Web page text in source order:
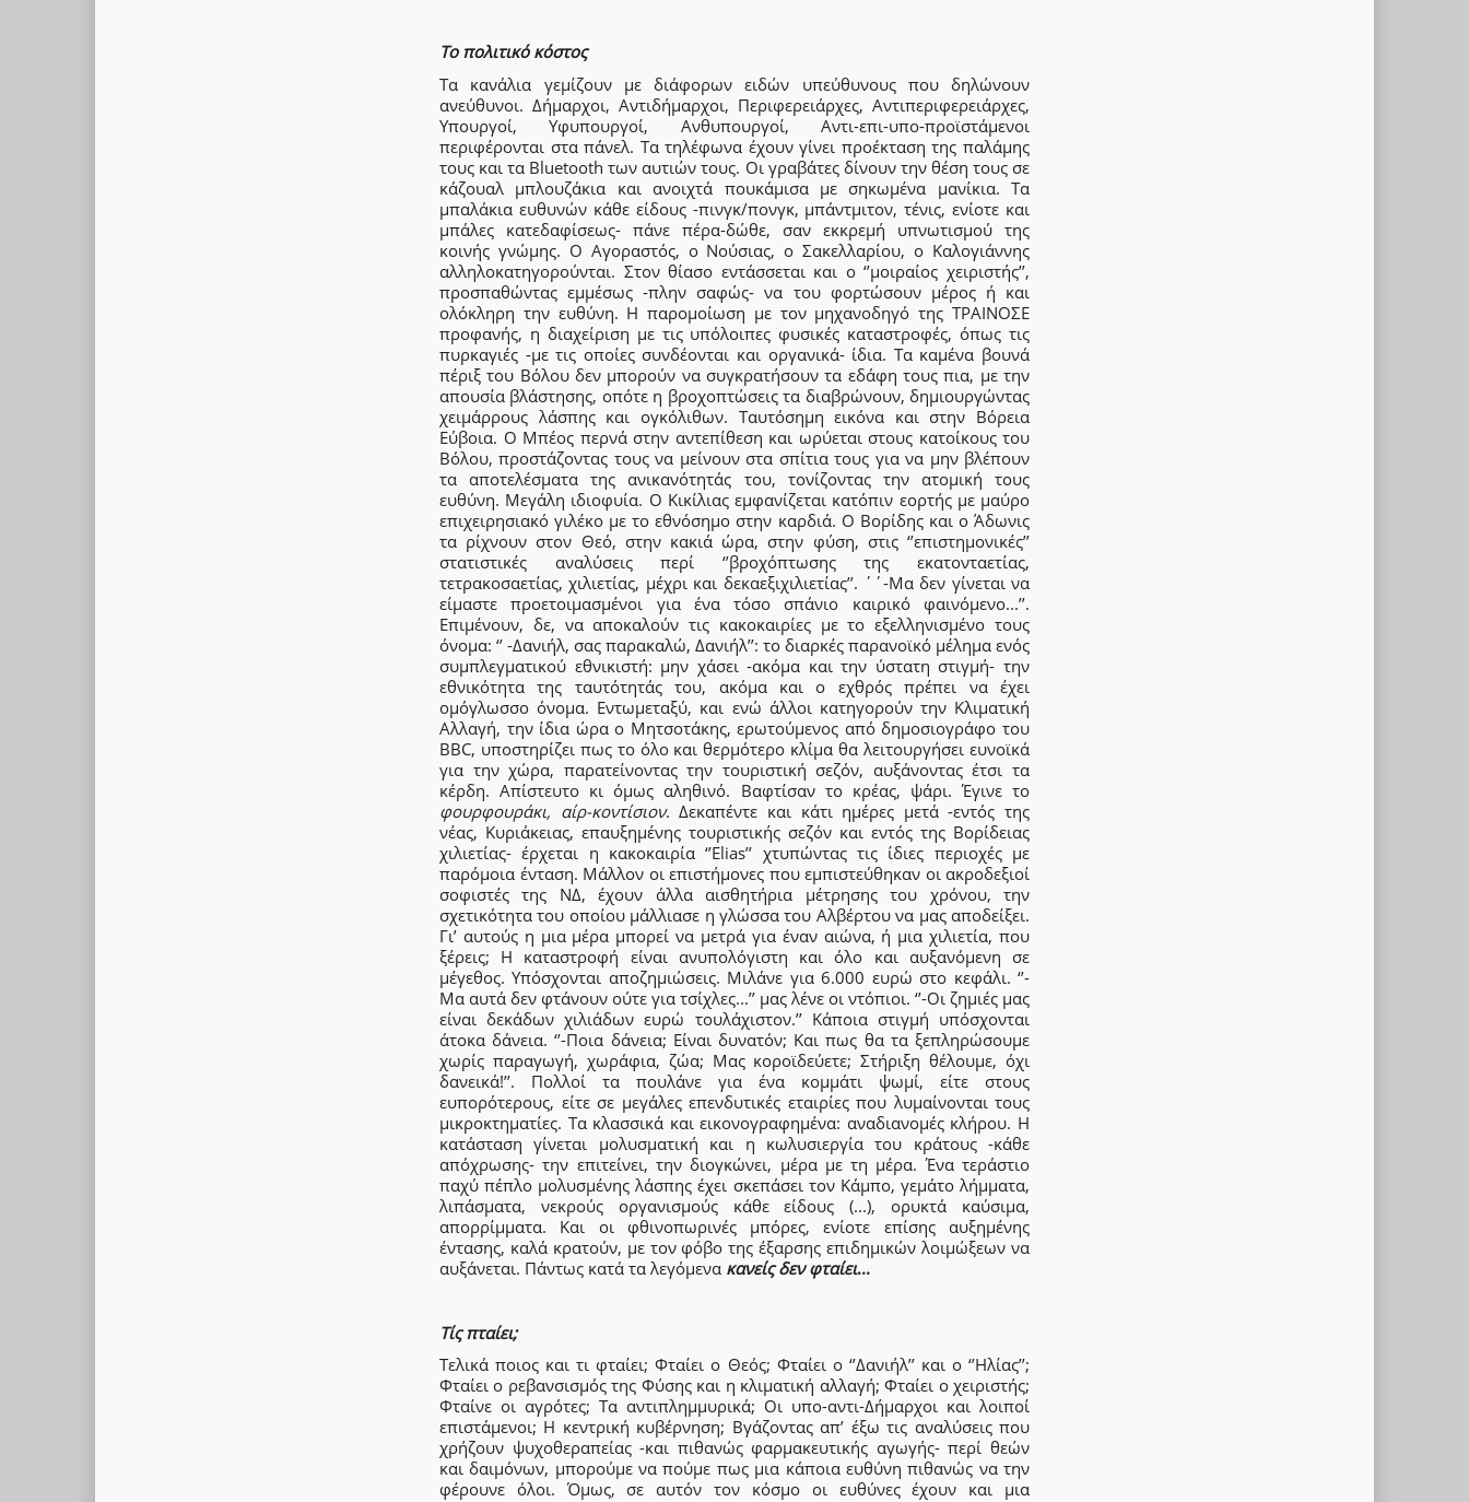
Το πολιτικό κόστος
Τα κανάλια γεμίζουν με διάφορων ειδών υπεύθυνους που δηλώνουν
ανεύθυνοι. Δήμαρχοι, Αντιδήμαρχοι, Περιφερειάρχες, Αντιπεριφερειάρχες,
Υπουργοί, Υφυπουργοί, Ανθυπουργοί, Αντι-επι-υπο-προϊστάμενοι
περιφέρονται στα πάνελ. Τα τηλέφωνα έχουν γίνει προέκταση της παλάμης
τους και τα Bluetooth των αυτιών τους. Οι γραβάτες δίνουν την θέση τους σε
κάζουαλ μπλουζάκια και ανοιχτά πουκάμισα με σηκωμένα μανίκια. Τα
μπαλάκια ευθυνών κάθε είδους -πινγκ/πονγκ, μπάντμιτον, τένις, ενίοτε και
μπάλες κατεδαφίσεως- πάνε πέρα-δώθε, σαν εκκρεμή υπνωτισμού της
κοινής γνώμης. Ο Αγοραστός, ο Νούσιας, ο Σακελλαρίου, ο Καλογιάννης
αλληλοκατηγορούνται. Στον θίασο εντάσσεται και ο ‘’μοιραίος χειριστής’’,
προσπαθώντας εμμέσως -πλην σαφώς- να του φορτώσουν μέρος ή και
ολόκληρη την ευθύνη. Η παρομοίωση με τον μηχανοδηγό της ΤΡΑΙΝΟΣΕ
προφανής, η διαχείριση με τις υπόλοιπες φυσικές καταστροφές, όπως τις
πυρκαγιές -με τις οποίες συνδέονται και οργανικά- ίδια. Τα καμένα βουνά
πέριξ του Βόλου δεν μπορούν να συγκρατήσουν τα εδάφη τους πια, με την
απουσία βλάστησης, οπότε η βροχοπτώσεις τα διαβρώνουν, δημιουργώντας
χειμάρρους λάσπης και ογκόλιθων. Ταυτόσημη εικόνα και στην Βόρεια
Εύβοια. Ο Μπέος περνά στην αντεπίθεση και ωρύεται στους κατοίκους του
Βόλου, προστάζοντας τους να μείνουν στα σπίτια τους για να μην βλέπουν
τα αποτελέσματα της ανικανότητάς του, τονίζοντας την ατομική τους
ευθύνη. Μεγάλη ιδιοφυία. Ο Κικίλιας εμφανίζεται κατόπιν εορτής με μαύρο
επιχειρησιακό γιλέκο με το εθνόσημο στην καρδιά. Ο Βορίδης και ο Άδωνις
τα ρίχνουν στον Θεό, στην κακιά ώρα, στην φύση, στις ‘’επιστημονικές’’
στατιστικές αναλύσεις περί ‘’βροχόπτωσης της εκατονταετίας,
τετρακοσαετίας, χιλιετίας, μέχρι και δεκαεξιχιλιετίας’’. ΄΄-Μα δεν γίνεται να
είμαστε προετοιμασμένοι για ένα τόσο σπάνιο καιρικό φαινόμενο...’’.
Επιμένουν, δε, να αποκαλούν τις κακοκαιρίες με το εξελληνισμένο τους
όνομα: ‘’ -Δανιήλ, σας παρακαλώ, Δανιήλ’’: το διαρκές παρανοϊκό μέλημα ενός
συμπλεγματικού εθνικιστή: μην χάσει -ακόμα και την ύστατη στιγμή- την
εθνικότητα της ταυτότητάς του, ακόμα και ο εχθρός πρέπει να έχει
ομόγλωσσο όνομα. Εντωμεταξύ, και ενώ άλλοι κατηγορούν την Κλιματική
Αλλαγή, την ίδια ώρα ο Μητσοτάκης, ερωτούμενος από δημοσιογράφο του
BBC, υποστηρίζει πως το όλο και θερμότερο κλίμα θα λειτουργήσει ευνοϊκά
για την χώρα, παρατείνοντας την τουριστική σεζόν, αυξάνοντας έτσι τα
κέρδη. Απίστευτο κι όμως αληθινό. Βαφτίσαν το κρέας, ψάρι. Έγινε το
φουρφουράκι, αίρ-κοντίσιον. Δεκαπέντε και κάτι ημέρες μετά -εντός της
νέας, Κυριάκειας, επαυξημένης τουριστικής σεζόν και εντός της Βορίδειας
χιλιετίας- έρχεται η κακοκαιρία ‘’Elias’’ χτυπώντας τις ίδιες περιοχές με
παρόμοια ένταση. Μάλλον οι επιστήμονες που εμπιστεύθηκαν οι ακροδεξιοί
σοφιστές της ΝΔ, έχουν άλλα αισθητήρια μέτρησης του χρόνου, την
σχετικότητα του οποίου μάλλιασε η γλώσσα του Αλβέρτου να μας αποδείξει.
Γι’ αυτούς η μια μέρα μπορεί να μετρά για έναν αιώνα, ή μια χιλιετία, που
ξέρεις; Η καταστροφή είναι ανυπολόγιστη και όλο και αυξανόμενη σε
μέγεθος. Υπόσχονται αποζημιώσεις. Μιλάνε για 6.000 ευρώ στο κεφάλι. ‘’-
Μα αυτά δεν φτάνουν ούτε για τσίχλες...’’ μας λένε οι ντόπιοι. ‘’-Οι ζημιές μας
είναι δεκάδων χιλιάδων ευρώ τουλάχιστον.’’ Κάποια στιγμή υπόσχονται
άτοκα δάνεια. ‘’-Ποια δάνεια; Είναι δυνατόν; Και πως θα τα ξεπληρώσουμε
χωρίς παραγωγή, χωράφια, ζώα; Μας κοροϊδεύετε; Στήριξη θέλουμε, όχι
δανεικά!’’. Πολλοί τα πουλάνε για ένα κομμάτι ψωμί, είτε στους
ευπορότερους, είτε σε μεγάλες επενδυτικές εταιρίες που λυμαίνονται τους
μικροκτηματίες. Τα κλασσικά και εικονογραφημένα: αναδιανομές κλήρου. Η
κατάσταση γίνεται μολυσματική και η κωλυσιεργία του κράτους -κάθε
απόχρωσης- την επιτείνει, την διογκώνει, μέρα με τη μέρα. Ένα τεράστιο
παχύ πέπλο μολυσμένης λάσπης έχει σκεπάσει τον Κάμπο, γεμάτο λήμματα,
λιπάσματα, νεκρούς οργανισμούς κάθε είδους (...), ορυκτά καύσιμα,
απορρίμματα. Και οι φθινοπωρινές μπόρες, ενίοτε επίσης αυξημένης
έντασης, καλά κρατούν, με τον φόβο της έξαρσης επιδημικών λοιμώξεων να
αυξάνεται. Πάντως κατά τα λεγόμενα κανείς δεν φταίει...
Τίς πταίει;
Τελικά ποιος και τι φταίει; Φταίει ο Θεός; Φταίει ο ‘’Δανιήλ’’ και ο ‘’Ηλίας’’;
Φταίει ο ρεβανσισμός της Φύσης και η κλιματική αλλαγή; Φταίει ο χειριστής;
Φταίνε οι αγρότες; Τα αντιπλημμυρικά; Οι υπο-αντι-Δήμαρχοι και λοιποί
επιστάμενοι; Η κεντρική κυβέρνηση; Βγάζοντας απ’ έξω τις αναλύσεις που
χρήζουν ψυχοθεραπείας -και πιθανώς φαρμακευτικής αγωγής- περί θεών
και δαιμόνων, μπορούμε να πούμε πως μια κάποια ευθύνη πιθανώς να την
φέρουνε όλοι. Όμως, σε αυτόν τον κόσμο οι ευθύνες έχουν και μια